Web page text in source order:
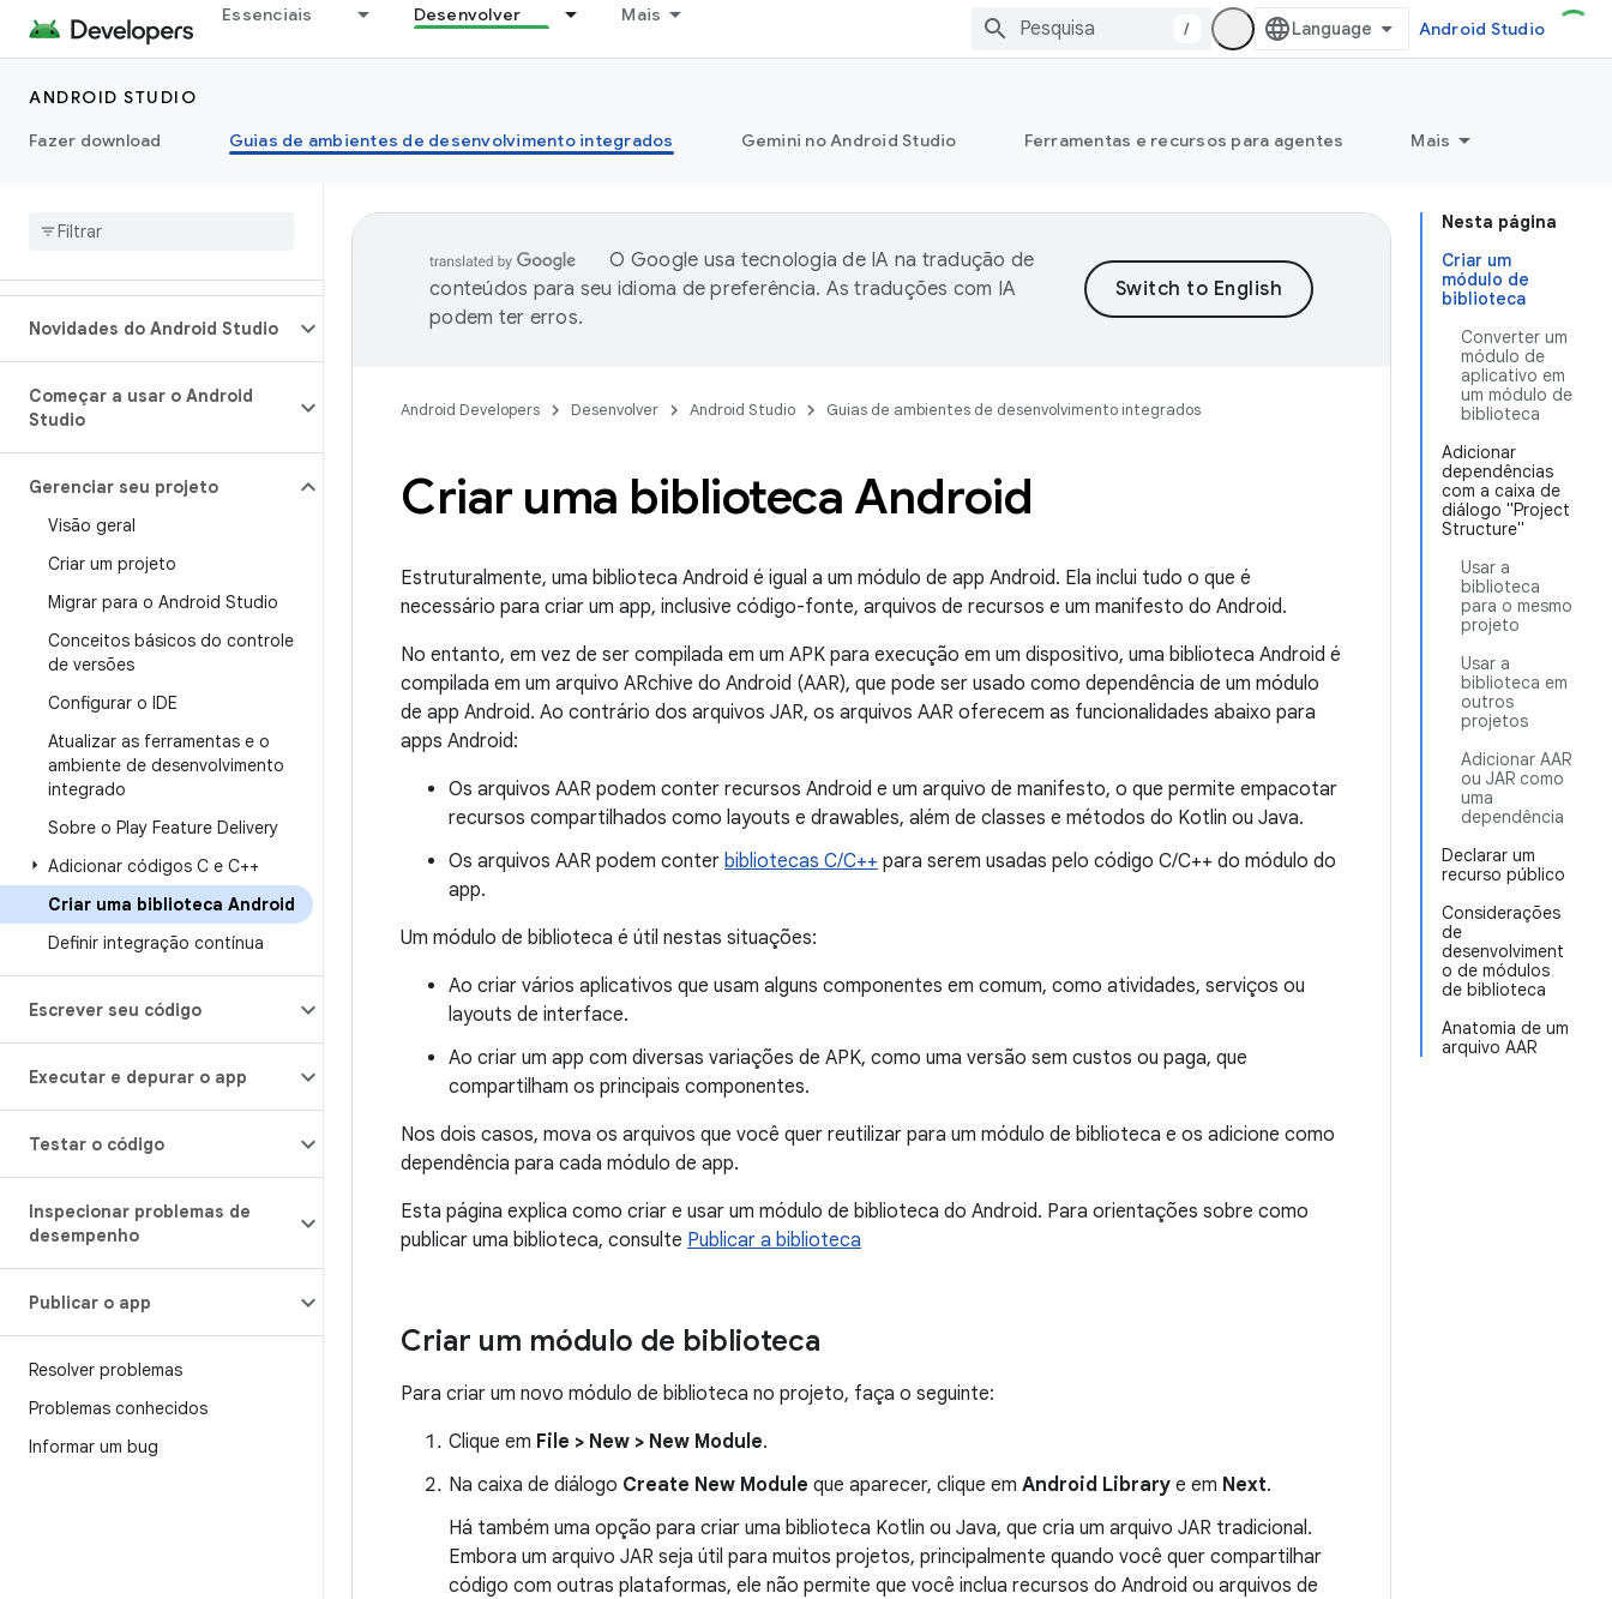
Essenciais Desenvolver Mais
/ Android Studio
ANDROID STUDIO
Fazer download
Guias de ambientes de desenvolvimento integrados Gemini no Android Studio Ferramentas e recursos para agentes Mais
Novidades do Android Studio
Começar a usar o Android
Studio
Gerenciar seu projeto
Visão geral
Criar um projeto
Migrar para o Android Studio
Conceitos básicos do controle
de versões
Configurar o IDE
Atualizar as ferramentas e o
ambiente de desenvolvimento
integrado
Sobre o Play Feature Delivery
Adicionar códigos C e C++
Criar uma biblioteca Android
Definir integração contínua
Escrever seu código
Executar e depurar o app
Testar o código
Inspecionar problemas de
desempenho
Publicar o app
Resolver problemas
Problemas conhecidos
Informar um bug
Nesta página
Criar um
módulo de
biblioteca
Converter um
módulo de
aplicativo em
um módulo de
biblioteca
Adicionar
dependências
com a caixa de
diálogo "Project
Structure"
Usar a
biblioteca
para o mesmo
projeto
Usar a
biblioteca em
outros
projetos
Adicionar AAR
ou JAR como
uma
dependência
Declarar um
recurso público
Considerações
de
desenvolviment
o de módulos
de biblioteca
Anatomia de um
arquivo AAR
O Google usa tecnologia de IA na tradução de
conteúdos para seu idioma de preferência. As traduções com IA
podem ter erros.
Android Developers Desenvolver Android Studio Guias de ambientes de desenvolvimento integrados
Criar uma biblioteca Android
Estruturalmente, uma biblioteca Android é igual a um módulo de app Android. Ela inclui tudo o que é
necessário para criar um app, inclusive código-fonte, arquivos de recursos e um manifesto do Android.
No entanto, em vez de ser compilada em um APK para execução em um dispositivo, uma biblioteca Android é
compilada em um arquivo ARchive do Android (AAR), que pode ser usado como dependência de um módulo
de app Android. Ao contrário dos arquivos JAR, os arquivos AAR oferecem as funcionalidades abaixo para
apps Android:
Os arquivos AAR podem conter recursos Android e um arquivo de manifesto, o que permite empacotar
recursos compartilhados como layouts e drawables, além de classes e métodos do Kotlin ou Java.
Os arquivos AAR podem conter bibliotecas C/C++ para serem usadas pelo código C/C++ do módulo do
app.
Um módulo de biblioteca é útil nestas situações:
Ao criar vários aplicativos que usam alguns componentes em comum, como atividades, serviços ou
layouts de interface.
Ao criar um app com diversas variações de APK, como uma versão sem custos ou paga, que
compartilham os principais componentes.
Nos dois casos, mova os arquivos que você quer reutilizar para um módulo de biblioteca e os adicione como
dependência para cada módulo de app.
Esta página explica como criar e usar um módulo de biblioteca do Android. Para orientações sobre como
publicar uma biblioteca, consulte Publicar a biblioteca
Criar um módulo de biblioteca
Para criar um novo módulo de biblioteca no projeto, faça o seguinte:
Clique em File > New > New Module.
Na caixa de diálogo Create New Module que aparecer, clique em Android Library e em Next.
Há também uma opção para criar uma biblioteca Kotlin ou Java, que cria um arquivo JAR tradicional.
Embora um arquivo JAR seja útil para muitos projetos, principalmente quando você quer compartilhar
código com outras plataformas, ele não permite que você inclua recursos do Android ou arquivos de